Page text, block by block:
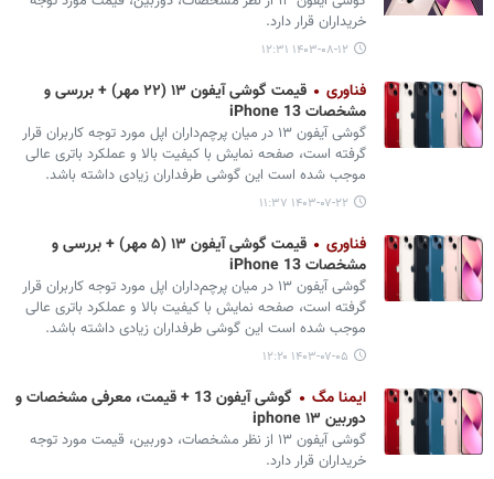
خریداران قرار دارد.
۱۴۰۳-۰۸-۱۲ ۱۲:۳۱
فناوری
قیمت گوشی آیفون ۱۳ (۲۲ مهر) + بررسی و
مشخصات iPhone 13
گوشی آیفون ۱۳ در میان پرچم‌داران اپل مورد توجه کاربران قرار
گرفته است، صفحه نمایش با کیفیت بالا و عملکرد باتری عالی
موجب شده است این گوشی طرفداران زیادی داشته باشد.
۱۴۰۳-۰۷-۲۲ ۱۱:۳۷
فناوری
قیمت گوشی آیفون ۱۳ (۵ مهر) + بررسی و
مشخصات iPhone 13
گوشی آیفون ۱۳ در میان پرچم‌داران اپل مورد توجه کاربران قرار
گرفته است، صفحه نمایش با کیفیت بالا و عملکرد باتری عالی
موجب شده است این گوشی طرفداران زیادی داشته باشد.
۱۴۰۳-۰۷-۰۵ ۱۲:۲۰
ایمنا مگ
گوشی آیفون 13 + قیمت، معرفی مشخصات و
دوربین iphone ۱۳
گوشی آیفون ۱۳ از نظر مشخصات، دوربین، قیمت مورد توجه
خریداران قرار دارد.